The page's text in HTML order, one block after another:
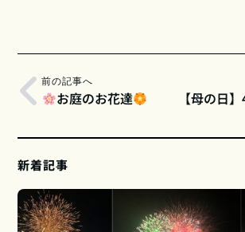
前の記事へ
お庭のお花達
新着記事